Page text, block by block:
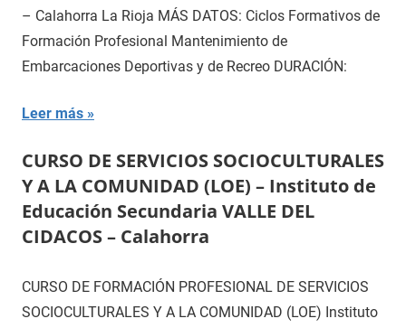
– Calahorra La Rioja MÁS DATOS: Ciclos Formativos de
Formación Profesional Mantenimiento de
Embarcaciones Deportivas y de Recreo DURACIÓN:
Leer más
CURSO DE SERVICIOS SOCIOCULTURALES
Y A LA COMUNIDAD (LOE) – Instituto de
Educación Secundaria VALLE DEL
CIDACOS – Calahorra
CURSO DE FORMACIÓN PROFESIONAL DE SERVICIOS
SOCIOCULTURALES Y A LA COMUNIDAD (LOE) Instituto